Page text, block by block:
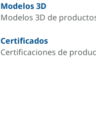
Modelos 3D
Modelos 3D de
Certificados
Certificaciones de